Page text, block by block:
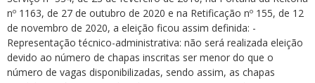
nº 1163, de 27 de outubro de 2020 e na Retificação nº 155, de 12
de novembro de 2020, a eleição ficou assim definida: -
Representação técnico-administrativa: não será realizada eleição
devido ao número de chapas inscritas ser menor do que o
número de vagas disponibilizadas, sendo assim, as chapas